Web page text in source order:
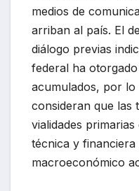
medios de
arriban al país. El
diálogo previas
federal ha
acumulados, por lo
consideran que las
vialidades
técnica y
macroeconómico